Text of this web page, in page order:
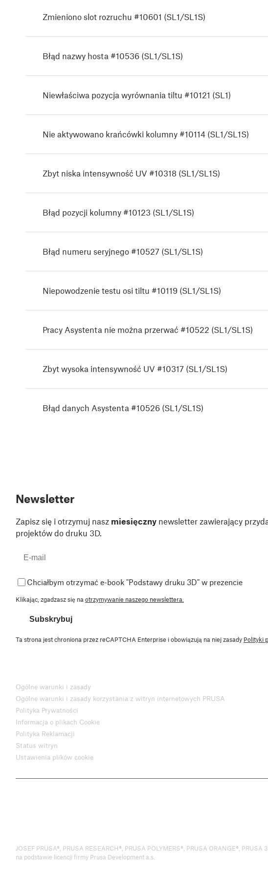
Zmieniono slot rozruchu #10601 (SL1/SL1S)
Błąd nazwy hosta #10536 (SL1/SL1S)
Niewłaściwa pozycja wyrównania tiltu #10121 (SL1)
Nie aktywowano krańcówki kolumny #10114 (SL1/SL1S)
Zbyt niska intensywność UV #10318 (SL1/SL1S)
Błąd pozycji kolumny #10123 (SL1/SL1S)
Błąd numeru seryjnego #10527 (SL1/SL1S)
Niepowodzenie testu osi tiltu #10119 (SL1/SL1S)
Pracy Asystenta nie można przerwać #10522 (SL1/SL1S)
Zbyt wysoka intensywność UV #10317 (SL1/SL1S)
Błąd danych Asystenta #10526 (SL1/SL1S)
Newsletter
Zapisz się i otrzymuj nasz miesięczny newsletter zawierający
projektów do druku 3D.
Chciałbym otrzymać e-book "Podstawy druku 3D" w prezencie
Klikając, zgadzasz się na otrzymywanie naszego newslettera.
Subskrybuj
Ta strona jest chroniona przez reCAPTCHA Enterprise i obowiązują na niej zasady Polityki
Ogólne warunki i zasady
Ogólne warunki i zasady korzystania z witryn internetowych PRUSA
Polityka Prywatności
Informacja o plikach Cookie
Polityka Reklamacji
Status witryn
Ustawienia plików cookie
JOSEF PRUSA®, PRUSA RESEARCH®, PRUSA POLYMERS®, PRUSA ORANGE®,
na podstawie licencji firmy Prusa Development a.s.